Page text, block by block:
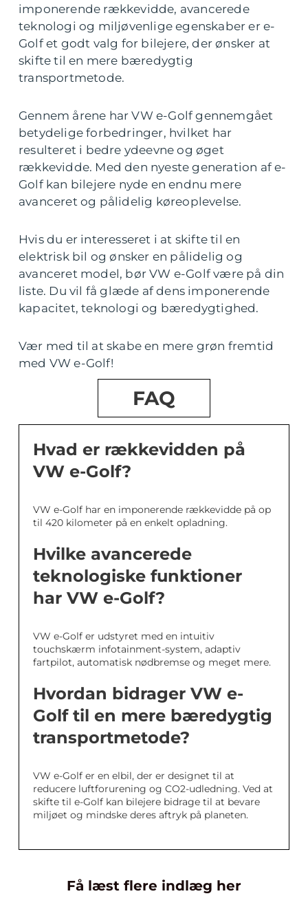
imponerende rækkevidde, avancerede
teknologi og miljøvenlige egenskaber er e-
Golf et godt valg for bilejere, der ønsker at
skifte til en mere bæredygtig
transportmetode.
Gennem årene har VW e-Golf gennemgået
betydelige forbedringer, hvilket har
resulteret i bedre ydeevne og øget
rækkevidde. Med den nyeste generation af e-
Golf kan bilejere nyde en endnu mere
avanceret og pålidelig køreoplevelse.
Hvis du er interesseret i at skifte til en
elektrisk bil og ønsker en pålidelig og
avanceret model, bør VW e-Golf være på din
liste. Du vil få glæde af dens imponerende
kapacitet, teknologi og bæredygtighed.
Vær med til at skabe en mere grøn fremtid
med VW e-Golf!
FAQ
Hvad er rækkevidden på
VW e-Golf?
VW e-Golf har en imponerende rækkevidde på op
til 420 kilometer på en enkelt opladning.
Hvilke avancerede
teknologiske funktioner
har VW e-Golf?
VW e-Golf er udstyret med en intuitiv
touchskærm infotainment-system, adaptiv
fartpilot, automatisk nødbremse og meget mere.
Hvordan bidrager VW e-
Golf til en mere bæredygtig
transportmetode?
VW e-Golf er en elbil, der er designet til at
reducere luftforurening og CO2-udledning. Ved at
skifte til e-Golf kan bilejere bidrage til at bevare
miljøet og mindske deres aftryk på planeten.
Få læst flere indlæg her